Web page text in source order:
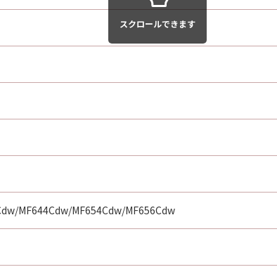
MF644Cdw/MF654Cdw/MF656Cdw
スクロールできます